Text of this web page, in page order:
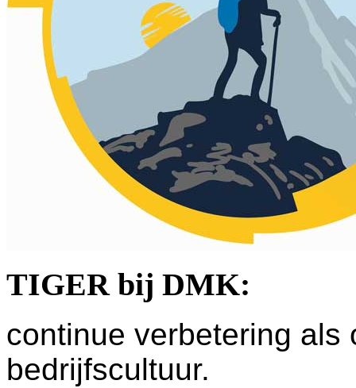
TIGER bij DMK:
continue verbetering als
bedrijfscultuur.